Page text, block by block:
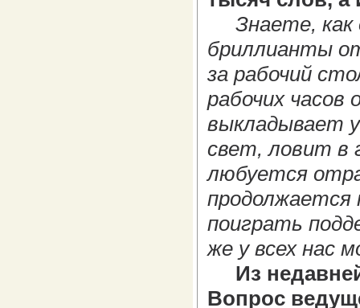
Знаете,
бриллианты
за рабочий
рабочих
выкладывает
свет, ловит в
любуется
поиграть
же у всех нас
Из
Вопрос